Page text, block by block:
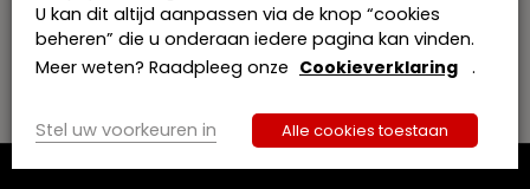
de verwerkingvan persoonsgegevens
U kan dit altijd aanpassen via de knop “cookies
beheren” die u onderaan iedere pagina kan vinden.
Meer weten? Raadpleeg onze Cookieverklaring .
Stel uw voorkeuren in Alle cookies toestaan